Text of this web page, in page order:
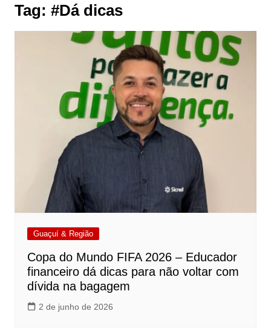
Tag: #Dá dicas
Guaçuí & Região
Copa do Mundo FIFA 2026 – Educador
financeiro dá dicas para não voltar com
dívida na bagagem
2 de junho de 2026